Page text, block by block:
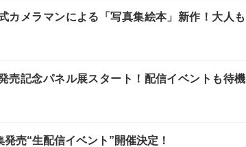
カメラマンによる「写真集絵本」新作！大人も
売記念パネル展スタート！配信イベントも待機
売“生配信イベント”開催決定！